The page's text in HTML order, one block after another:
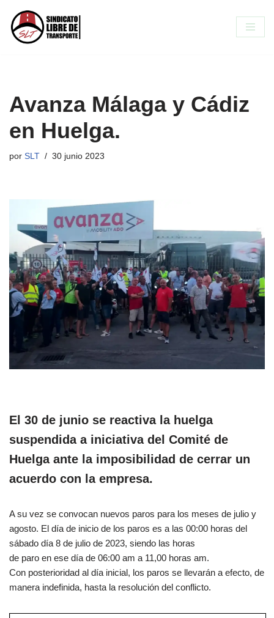
Saltar
Avanza Málaga y Cádiz
en Huelga.
por SLT 30 junio 2023
El 30 de junio se reactiva la huelga
suspendida a iniciativa del Comité de
Huelga ante la imposibilidad de cerrar un
acuerdo con la empresa.
A su vez se convocan nuevos paros para los meses de julio y
agosto. El día de inicio de los paros es a las 00:00 horas del
sábado día 8 de julio de 2023, siendo las horas
de paro en ese día de 06:00 am a 11,00 horas am.
Con posterioridad al día inicial, los paros se llevarán a efecto, de
manera indefinida, hasta la resolución del conflicto.